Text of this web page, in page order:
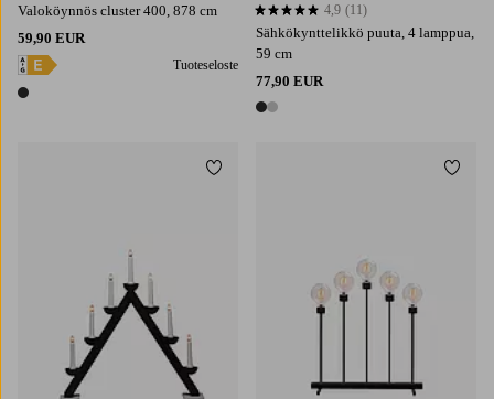
Valoköynnös cluster 400, 878 cm
59,90 EUR
Tuoteseloste
1 väri
Sähkökynttelikkö puuta, 4 lamppua,
59 cm
77,90 EUR
2 värejä
4,9 perustuen 11 arvosanaan
4,9 (11)
Lisää suosikkeihin Lisää